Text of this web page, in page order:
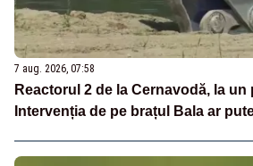
7 aug. 2026, 07:58
Reactorul 2 de la Cernavodă, la un
Intervenția de pe brațul Bala ar